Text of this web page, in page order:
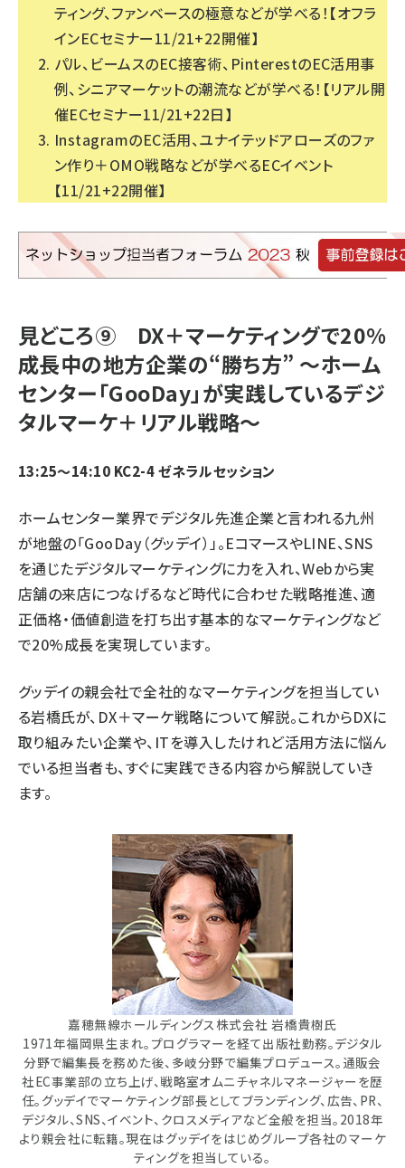
ティング、ファンベースの極意などが学べる！【オフラ
インECセミナー11/21+22開催】
パル、ビームスのEC接客術、PinterestのEC活用事
例、シニアマーケットの潮流などが学べる！【リアル開
催ECセミナー11/21+22日】
InstagramのEC活用、ユナイテッドアローズのファ
ン作り＋OMO戦略などが学べるECイベント
【11/21+22開催】
見どころ⑨ DX＋マーケティングで20%
成長中の地方企業の“勝ち方” ～ホーム
センター「GooDay」が実践しているデジ
タルマーケ＋リアル戦略～
13:25～14:10 KC2-4 ゼネラルセッション
ホームセンター業界でデジタル先進企業と言われる九州
が地盤の「GooDay（グッデイ）」。EコマースやLINE、SNS
を通じたデジタルマーケティングに力を入れ、Webから実
店舗の来店につなげるなど時代に合わせた戦略推進、適
正価格・価値創造を打ち出す基本的なマーケティングなど
で20%成長を実現しています。
グッデイの親会社で全社的なマーケティングを担当してい
る岩橋氏が、DX＋マーケ戦略について解説。これからDXに
取り組みたい企業や、ITを導入したけれど活用方法に悩ん
でいる担当者も、すぐに実践できる内容から解説していき
ます。
嘉穂無線ホールディングス株式会社 岩橋貴樹氏
1971年福岡県生まれ。プログラマーを経て出版社勤務。デジタル
分野で編集長を務めた後、多岐分野で編集プロデュース。通販会
社EC事業部の立ち上げ、戦略室オムニチャネルマネージャーを歴
任。グッデイでマーケティング部長としてブランディング、広告、PR、
デジタル、SNS、イベント、クロスメディアなど全般を担当。2018年
より親会社に転籍。現在はグッデイをはじめグループ各社のマーケ
ティングを担当している。